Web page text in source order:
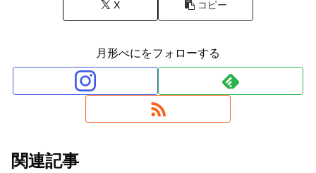
X コピー
月形べにをフォローする
関連記事